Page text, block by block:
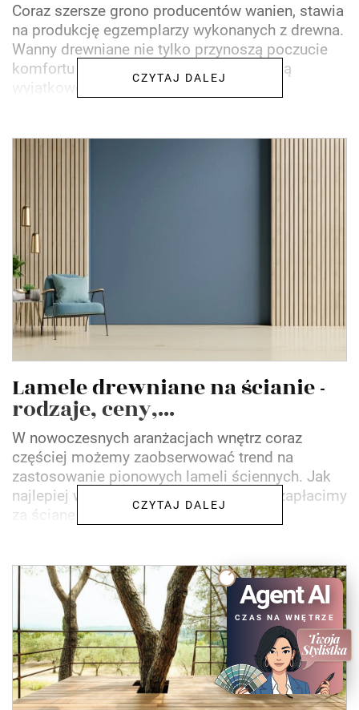
Coraz szersze grono producentów wanien, stawia
na produkcję egzemplarzy wykonanych z drewna.
Wanny drewniane nie tylko przynoszą poczucie
komfortu oraz ciepła, ale także wyglądają
wyjątkowo stylowo...
CZYTAJ DALEJ
Lamele drewniane na ścianie -
rodzaje, ceny,...
W nowoczesnych aranżacjach wnętrz coraz
częściej możemy zaobserwować trend na
zastosowanie pionowych lameli ściennych. Jak
najlepiej wykorzystać ich potencjał? Ile zapłacimy
za ścianę z...
CZYTAJ DALEJ
Agent AI
CZAS NA WNĘTRZE